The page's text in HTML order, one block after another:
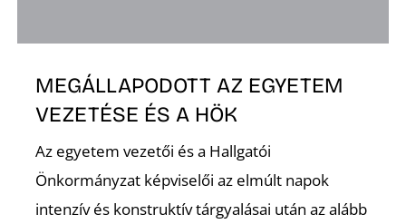
MEGÁLLAPODOTT AZ EGYETEM
VEZETÉSE ÉS A HÖK
Az egyetem vezetői és a Hallgatói
Önkormányzat képviselői az elmúlt napok
intenzív és konstruktív tárgyalásai után az alább